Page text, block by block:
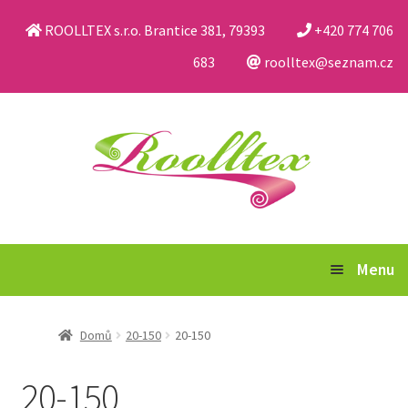
ROOLLTEX s.r.o. Brantice 381, 79393
+420 774 706
683
roolltex@seznam.cz
Menu
Domů 20-150 20-150
20-150